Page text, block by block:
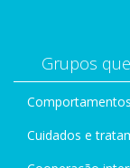
Grupos
Cuidados e